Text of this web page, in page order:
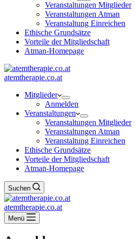
Veranstaltungen Mitglieder
Veranstaltungen Atman
Veranstaltung Einreichen
Ethische Grundsätze
Vorteile der Mitgliedschaft
Atman-Homepage
atemtherapie.co.at
Mitglieder
Anmelden
Veranstaltungen
Veranstaltungen Mitglieder
Veranstaltungen Atman
Veranstaltung Einreichen
Ethische Grundsätze
Vorteile der Mitgliedschaft
Atman-Homepage
Suchen
atemtherapie.co.at
Menü